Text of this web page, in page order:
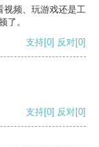
视频、玩游戏还是工
了。
支持[0] 反对[0]
支持[0] 反对[0]